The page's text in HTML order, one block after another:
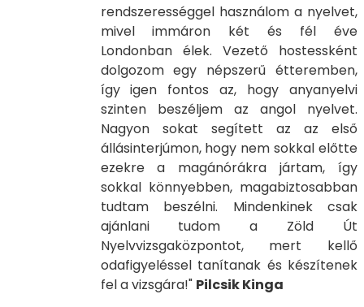
rendszerességgel használom a nyelvet,
mivel immáron két és fél éve
Londonban élek. Vezető hostessként
dolgozom egy népszerű étteremben,
így igen fontos az, hogy anyanyelvi
szinten beszéljem az angol nyelvet.
Nagyon sokat segített az az első
állásinterjúmon, hogy nem sokkal előtte
ezekre a magánórákra jártam, így
sokkal könnyebben, magabiztosabban
tudtam beszélni. Mindenkinek csak
ajánlani tudom a Zöld Út
Nyelvvizsgaközpontot, mert kellő
odafigyeléssel tanítanak és készítenek
fel a vizsgára!" Pilcsik Kinga